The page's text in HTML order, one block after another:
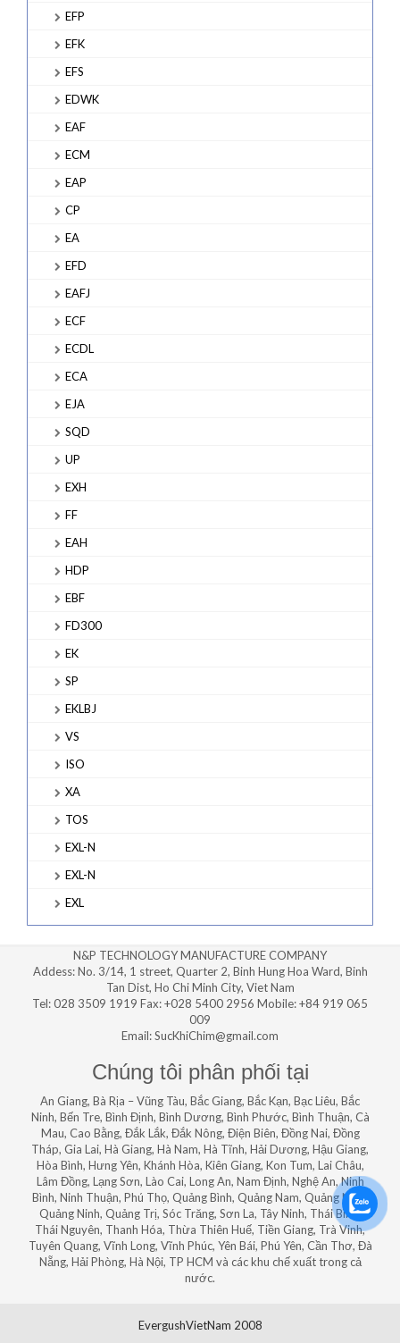
EFP
EFK
EFS
EDWK
EAF
ECM
EAP
CP
EA
EFD
EAFJ
ECF
ECDL
ECA
EJA
SQD
UP
EXH
FF
EAH
HDP
EBF
FD300
EK
SP
EKLBJ
VS
ISO
XA
TOS
EXL-N
EXL-N
EXL
N&P TECHNOLOGY MANUFACTURE COMPANY
Addess: No. 3/14, 1 street, Quarter 2, Binh Hung Hoa Ward, Binh
Tan Dist, Ho Chi Minh City, Viet Nam
Tel: 028 3509 1919 Fax: +028 5400 2956 Mobile: +84 919 065
009
Email: SucKhiChim@gmail.com
Chúng tôi phân phối tại
An Giang, Bà Rịa – Vũng Tàu, Bắc Giang, Bắc Kạn, Bạc Liêu, Bắc
Ninh, Bến Tre, Bình Định, Bình Dương, Bình Phước, Bình Thuận, Cà
Mau, Cao Bằng, Đắk Lắk, Đắk Nông, Điện Biên, Đồng Nai, Đồng
Tháp, Gia Lai, Hà Giang, Hà Nam, Hà Tĩnh, Hải Dương, Hậu Giang,
Hòa Bình, Hưng Yên, Khánh Hòa, Kiên Giang, Kon Tum, Lai Châu,
Lâm Đồng, Lạng Sơn, Lào Cai, Long An, Nam Định, Nghệ An, Ninh
Bình, Ninh Thuận, Phú Thọ, Quảng Bình, Quảng Nam, Quảng Ngãi,
Quảng Ninh, Quảng Trị, Sóc Trăng, Sơn La, Tây Ninh, Thái Bình,
Thái Nguyên, Thanh Hóa, Thừa Thiên Huế, Tiền Giang, Trà Vinh,
Tuyên Quang, Vĩnh Long, Vĩnh Phúc, Yên Bái, Phú Yên, Cần Thơ, Đà
Nẵng, Hải Phòng, Hà Nội, TP HCM và các khu chế xuất trong cả
nước.
EvergushVietNam 2008